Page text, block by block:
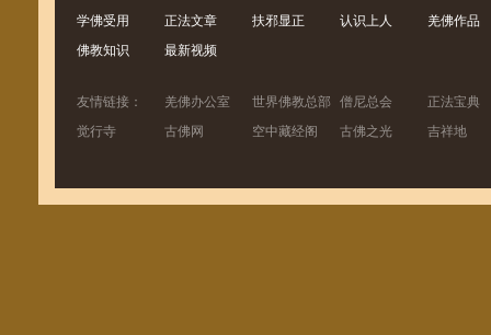
学佛受用
正法文章 扶邪显正 认识上人
羌佛作品
佛教知识
最新视频
友情链接： 羌佛办公室 世界佛教总部 僧尼总会
正法宝典
觉行寺
古佛网 空中藏经阁 古佛之光 吉祥地